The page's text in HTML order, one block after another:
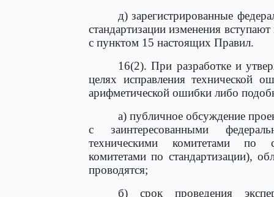
д) зарегистрированные
стандартизации изменения
с пунктом 15 настоящих Правил.
16(2). При разработке и
целях исправления технической
арифметической ошибки либо
а) публичное обсуждение
с заинтересованными
техническими комитетами по
комитетами по стандартизации),
проводятся;
б) срок проведения